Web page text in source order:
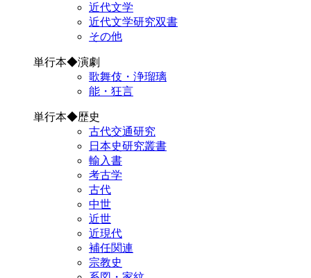
近代文学
近代文学研究双書
その他
単行本◆演劇
歌舞伎・浄瑠璃
能・狂言
単行本◆歴史
古代交通研究
日本史研究叢書
輸入書
考古学
古代
中世
近世
近現代
補任関連
宗教史